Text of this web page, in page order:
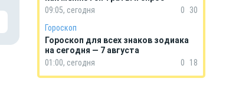
09:05, сегодня
0
30
Гороскоп
Гороскоп для всех знаков зодиака
на сегодня — 7 августа
01:00, сегодня
0 18